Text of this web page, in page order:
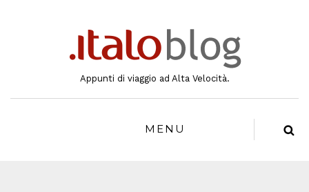
Appunti di viaggio ad Alta Velocità.
MENU